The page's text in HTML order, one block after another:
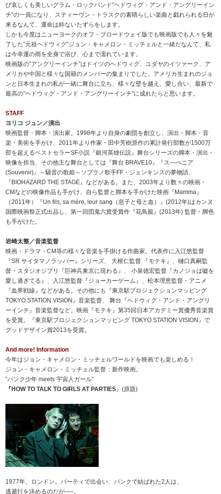
び哀しくも美しいグラム・ロックバンド”ヘドウィグ・アンド・アングリーイン
チ”の一員になり、スティーヴン・トラスクの素晴らしい楽曲と戯れられる日が
来るなんて、運命は粋ないたずらをします。
しかも今度はニューヨークのオフ・ブロードウェイ版でも映画版でも人々を魅
了した”元祖ヘドウィグ”ジョン・キャメロン・ミッチェルと一緒だなんて、私
は今幸運の雨を全身で浴び、心まで濡れています。
映画版の”アングリーインチ”はドイツのヘドウィグ、ユダヤのイツァーク、ア
メリカや中国と様々な国籍のメンバーの集まりでした。アメリカ生まれのジョ
ンと日本生まれの私が一緒に舞台に立ち、様々な壁を越え、愛し合い、最新で
最高の”ヘドウィグ・アンド・アングリーインチ”に成れたらと思います。
STAFF
ヨリコ ジュン／演出
映画監督・脚本・演出家。1998年より自身の劇団を創立し、演出・脚本・音
楽・美術を手がけ、2011年より作家・田中芳樹原作の累計発行部数が1500万
部を超えるベストセラーSF小説『銀河英雄伝説』舞台シリーズの脚本・演出・
映像を担当、その他主な舞台としては『舞台 BRAVE10』『ス―べニア
(Souvenir)』～騒音の歌姫～ソプラノ歌手FF・ジェンキンスの夢物語、
『BIOHAZARD THE STAGE』などがある。また、2003年より数々の映画・
CMなどの映像作品も手がけ、自ら監督と脚本を手がけた映画『Mamma』
（2011年）『Un fils, sa mère, leur sang（息子と母と血）』(2012年)はカンヌ
国際映画祭正式出品し、第一回団鬼六賞受賞作『花鳥籠』(2013年) 監督・脚色
も手がけた。
岩崎太整／音楽監督
映画・ドラマ・CM等の様々な音楽を手掛ける作曲家。代表作に入江悠監督
『SR サイタマノラッパー』シリーズ、 大根仁監督 『モテキ』、樋口真嗣監
督・スタジオジブリ『巨神兵東京に現わる』、 小泉徳宏監督『カノジョは嘘を
愛し過ぎてる』、入江悠監督『ジョーカーゲーム』、松本理恵監督・アニメ
『血界戦線』などがある。その他にも『東京駅プロジェクションマッピング
TOKYO STATION VISION』音楽監督、 舞台『ヘドウィグ・アンド・アングリ
ーインチ』音楽監督など。映画『モテキ』第35回日本アカデミー賞優秀音楽賞
を受賞。『東京駅プロジェクションマッピング TOKYO STATION VISION』で
グッドデザイン賞2013を受賞。
And more! Information
今年はジョン・キャメロン・ミッチェルワールドを映画でも楽しめる！
ジョン・キャメロン・ミッチェル監督：新作映画。
“パンク少年 meets 宇宙人ガール”
『HOW TO TALK TO GIRLS AT PARTIES 』(原題)
1977年、ロンドン。パーティで出会い、パンクで結ばれた2人は、
逃避行を決めるのだが──。